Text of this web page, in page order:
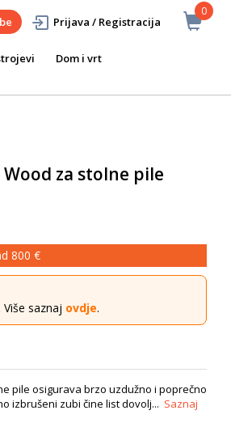
0
Prijava / Registracija
Dom i vrt
za stolne pile
800 €
saznaj ovdje.
pile osigurava brzo uzdužno i poprečno
izbrušeni zubi čine list dovolj... Saznaj